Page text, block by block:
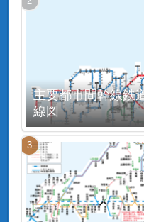
主要都市間幹線鉄
線図